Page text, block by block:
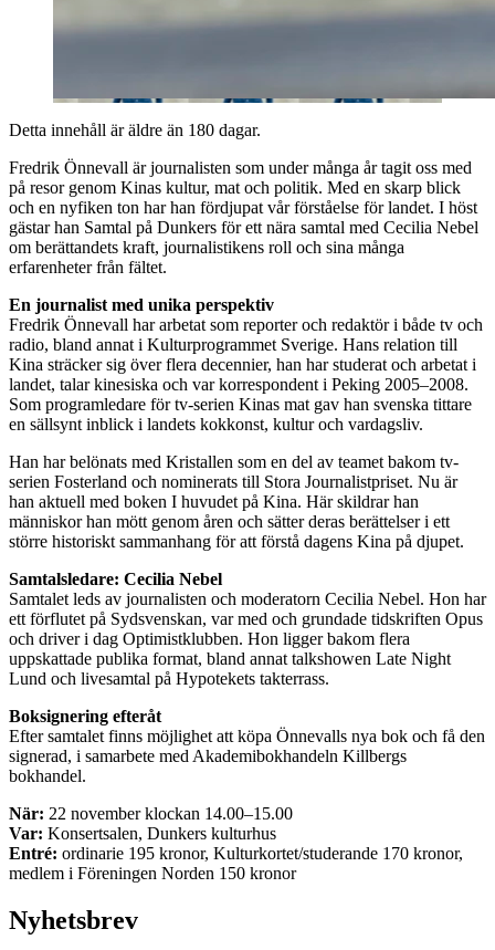
Detta innehåll är äldre än 180 dagar.
Fredrik Önnevall är journalisten som under många år tagit oss med
på resor genom Kinas kultur, mat och politik. Med en skarp blick
och en nyfiken ton har han fördjupat vår förståelse för landet. I höst
gästar han Samtal på Dunkers för ett nära samtal med Cecilia Nebel
om berättandets kraft, journalistikens roll och sina många
erfarenheter från fältet.
En journalist med unika perspektiv
Fredrik Önnevall har arbetat som reporter och redaktör i både tv och
radio, bland annat i Kulturprogrammet Sverige. Hans relation till
Kina sträcker sig över flera decennier, han har studerat och arbetat i
landet, talar kinesiska och var korrespondent i Peking 2005–2008.
Som programledare för tv-serien Kinas mat gav han svenska tittare
en sällsynt inblick i landets kokkonst, kultur och vardagsliv.
Han har belönats med Kristallen som en del av teamet bakom tv-
serien Fosterland och nominerats till Stora Journalistpriset. Nu är
han aktuell med boken I huvudet på Kina. Här skildrar han
människor han mött genom åren och sätter deras berättelser i ett
större historiskt sammanhang för att förstå dagens Kina på djupet.
Samtalsledare: Cecilia Nebel
Samtalet leds av journalisten och moderatorn Cecilia Nebel. Hon har
ett förflutet på Sydsvenskan, var med och grundade tidskriften Opus
och driver i dag Optimistklubben. Hon ligger bakom flera
uppskattade publika format, bland annat talkshowen Late Night
Lund och livesamtal på Hypotekets takterrass.
Boksignering efteråt
Efter samtalet finns möjlighet att köpa Önnevalls nya bok och få den
signerad, i samarbete med Akademibokhandeln Killbergs
bokhandel.
När: 22 november klockan 14.00–15.00
Var: Konsertsalen, Dunkers kulturhus
Entré: ordinarie 195 kronor, Kulturkortet/studerande 170 kronor,
medlem i Föreningen Norden 150 kronor
Nyhetsbrev